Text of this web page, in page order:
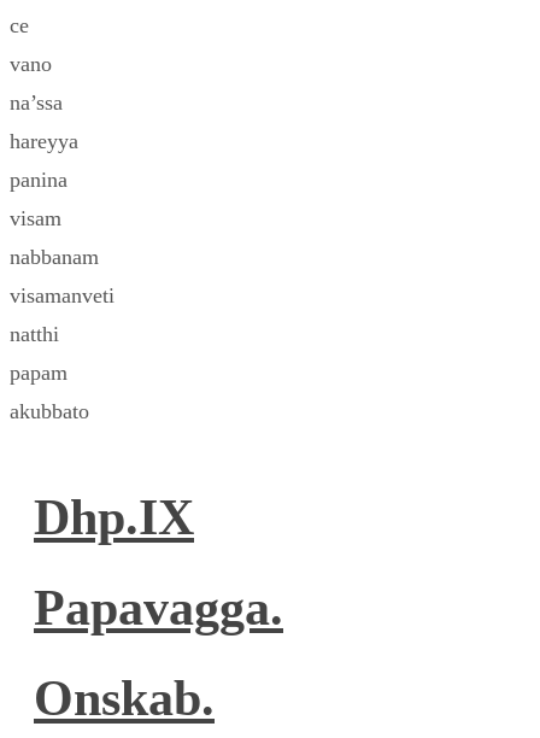
ce
vano
na’ssa
hareyya
panina
visam
nabbanam
visamanveti
natthi
papam
akubbato
Dhp.IX
Papavagga.
Onskab.